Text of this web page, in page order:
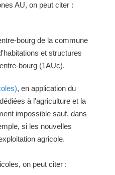
AU, on peut citer :
bourg de la commune
et structures
bourg (1AUc).
, en application du
à l'agriculture et la
impossible sauf, dans
si les nouvelles
agricole.
on peut citer :